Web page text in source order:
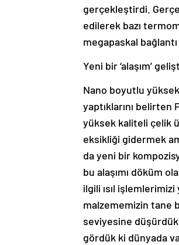
gerçekleştirdi.
edilerek bazı
megapaskal
Yeni bir ‘alaşım’
Nano boyutlu
yaptıklarını
yüksek kaliteli çelik
eksikliği gidermek
da yeni bir
bu alaşımı döküm
ilgili ısıl
malzememizin tane
seviyesine
gördük ki dünyada